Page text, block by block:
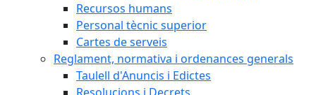
Recursos humans
Personal tècnic superior
Cartes de serveis
Reglament, normativa i ordenances generals
Taulell d'Anuncis i Edictes